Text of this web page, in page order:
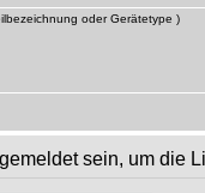
oder Gerätetype )
sein, um die